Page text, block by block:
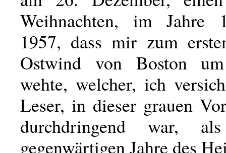
Weihnachten, im Jahre
1957, dass mir zum
Ostwind von Boston
wehte, welcher, ich
Leser, in dieser grauen
durchdringend war,
gegenwärtigen Jahre des